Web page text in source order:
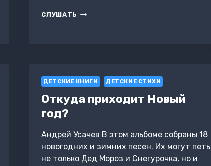
СЛУШАТЬ ШАХМАТИШКИ
ДЕТСКИЕ КНИГИ ДЕТСКИЕ СТИХИ
Откуда приходит Новый
год?
Андрей Усачев В этом альбоме собраны 18
новогодних и зимних песен. Их могут петь
не только Дед Мороз и Снегурочка, но и